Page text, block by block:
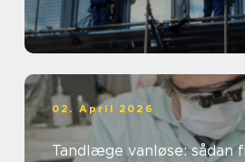
02. April 2026
Tandlæge vanløse: sådan